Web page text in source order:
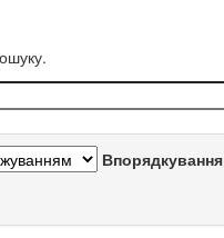
Впорядкування